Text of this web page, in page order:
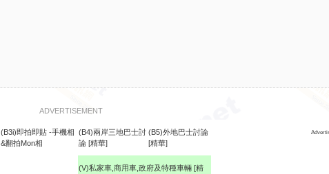
ADVERTISEMENT
(B3i)即拍即貼 -手機相
&翻拍Mon相
(B4)兩岸三地巴士討
論 [精華]
(B5)外地巴士討論
[精華]
(V)私家車,商用車,政府及特種車輛 [精